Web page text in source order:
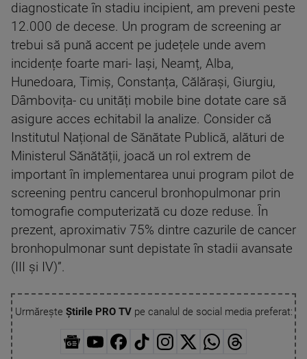
diagnosticate în stadiu incipient, am preveni peste
12.000 de decese. Un program de screening ar
trebui să pună accent pe județele unde avem
incidențe foarte mari- Iași, Neamț, Alba,
Hunedoara, Timiș, Constanța, Călărași, Giurgiu,
Dâmbovița- cu unități mobile bine dotate care să
asigure acces echitabil la analize. Consider că
Institutul Național de Sănătate Publică, alături de
Ministerul Sănătății, joacă un rol extrem de
important în implementarea unui program pilot de
screening pentru cancerul bronhopulmonar prin
tomografie computerizată cu doze reduse. În
prezent, aproximativ 75% dintre cazurile de cancer
bronhopulmonar sunt depistate în stadii avansate
(III și IV)”.
Urmărește Știrile PRO TVpe canalul de social media preferat: